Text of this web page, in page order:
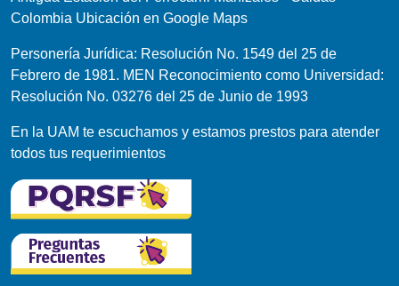
Colombia Ubicación en Google Maps
Personería Jurídica: Resolución No. 1549 del 25 de
Febrero de 1981. MEN Reconocimiento como Universidad:
Resolución No. 03276 del 25 de Junio de 1993
En la UAM te escuchamos y estamos prestos para atender
todos tus requerimientos